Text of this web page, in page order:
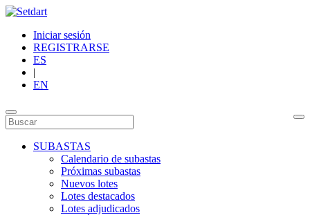
Iniciar sesión
REGISTRARSE
ES
|
EN
SUBASTAS
Calendario de subastas
Próximas subastas
Nuevos lotes
Lotes destacados
Lotes adjudicados